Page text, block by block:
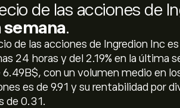
de las acciones de
semana.
de las acciones de Ingredion Inc
24 horas y del ‎2.19‎% en la última
6.49B‎$‎, con un volumen medio en
es de 9.91 y su rentabilidad por
de 0.31.